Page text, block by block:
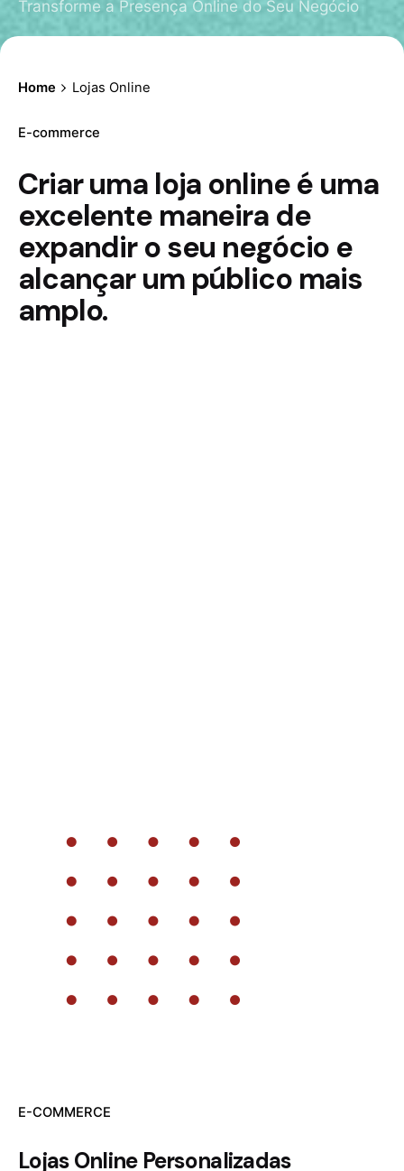
Transforme a Presença Online do Seu Negócio
Home Lojas Online
E-commerce
Criar uma loja online é uma
excelente maneira de
expandir o seu negócio e
alcançar um público mais
amplo.
E-COMMERCE
Lojas Online Personalizadas